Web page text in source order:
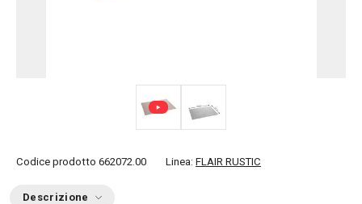
Codice prodotto 662072.00 Linea: FLAIR RUSTIC
Descrizione